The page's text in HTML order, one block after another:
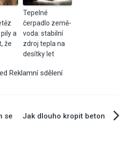
a
že
Tepelné
čerpadlo země-
voda: stabilní
zdroj tepla na
desítky let
Reklamní sdělení
se
Jak dlouho kropit beton